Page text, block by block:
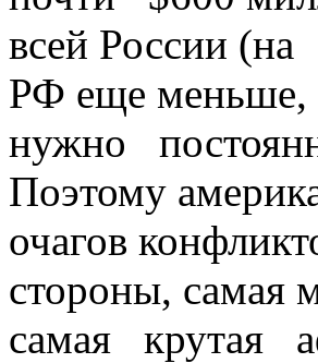
всей России
РФ еще
нужно
Поэтому
очагов
­стороны, самая
самая ­крутая